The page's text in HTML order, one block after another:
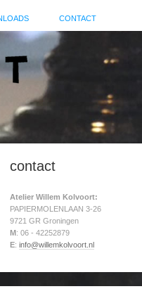
CONTACT
contact
Atelier Willem Kolvoort:
PAPIERMOLENLAAN 3-26
9721 GR Groningen
M: 06 - 42252879
E: info@willemkolvoort.nl